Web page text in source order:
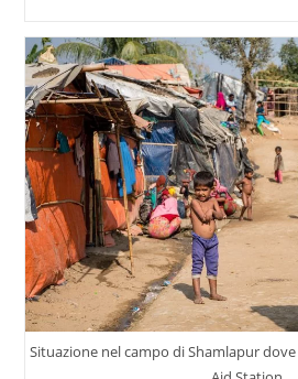
Situazione nel campo di Shamlapur